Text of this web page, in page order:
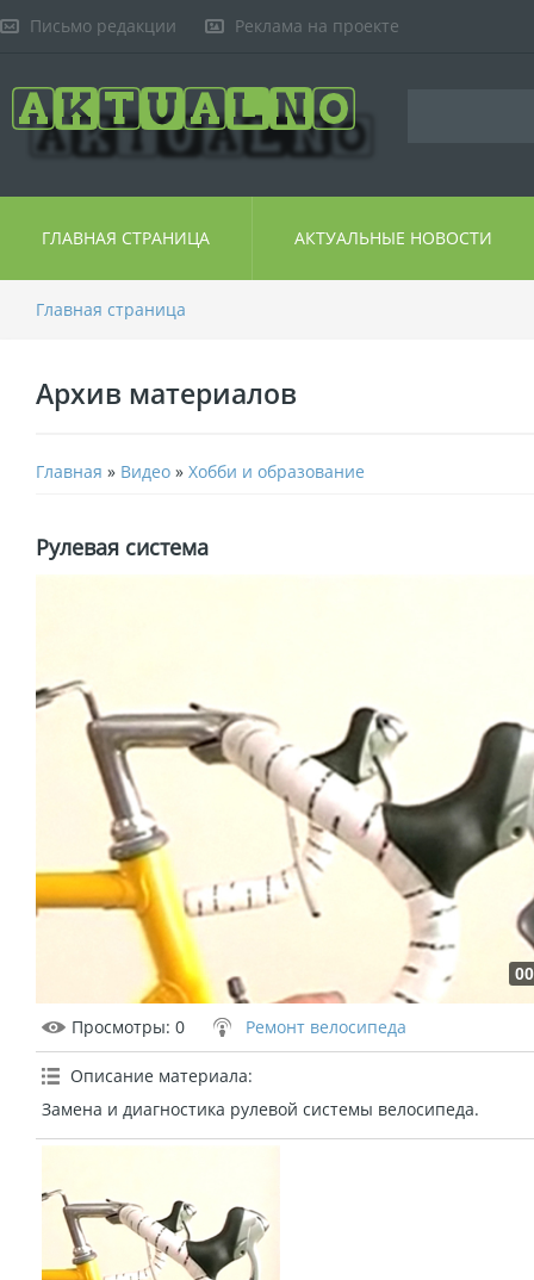
Письмо редакции Реклама на проекте
ГЛАВНАЯ СТРАНИЦА АКТУАЛЬНЫЕ НОВОСТИ
Главная страница
Архив материалов
Главная » Видео » Хобби и образование
Рулевая система
Просмотры: 0 Ремонт велосипеда
Описание материала:
Замена и диагностика рулевой системы велосипеда.